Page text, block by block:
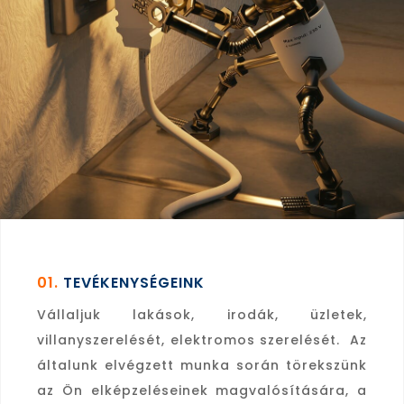
hasznosítva, kiemelkedő színvonalú
szolgáltatást nyújtsunk megrendelőink részére.
01. TEVÉKENYSÉGEINK
Vállaljuk lakások, irodák, üzletek,
villanyszerelését, elektromos szerelését. Az
általunk elvégzett munka során törekszünk
az Ön elképzeléseinek magvalósítására, a